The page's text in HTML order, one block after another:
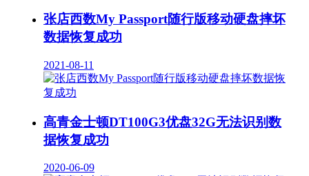
张店西数My Passport随行版移动硬盘摔坏
数据恢复成功
2021-08-11
高青金士顿DT100G3优盘32G无法识别数
据恢复成功
2020-06-09